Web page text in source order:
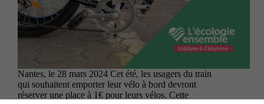
Nantes, le 28 mars 2024 Cet été, les usagers du train
qui souhaitent emporter leur vélo à bord devront
réserver une place à 1€ pour leurs vélos. Cette
vous
souhaitez que
les contenus
externes à
notre site
(vidéos,
documents...)